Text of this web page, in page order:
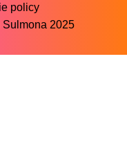
policy
2025